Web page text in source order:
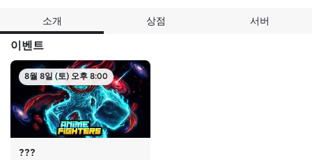
소개 상점 서버
이벤트
8월 8일 (토) 오후 8:00
???